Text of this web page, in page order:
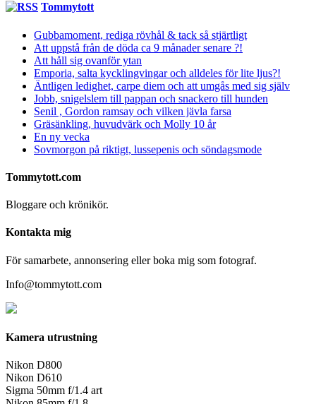
Tommytott
Gubbamoment, rediga rövhål & tack så stjärtligt
Att uppstå från de döda ca 9 månader senare ?!
Att håll sig ovanför ytan
Emporia, salta kycklingvingar och alldeles för lite ljus?!
Äntligen ledighet, carpe diem och att umgås med sig själv
Jobb, snigelslem till pappan och snackero till hunden
Senil , Gordon ramsay och vilken jävla farsa
Gräsänkling, huvudvärk och Molly 10 år
En ny vecka
Sovmorgon på riktigt, lussepenis och söndagsmode
Tommytott.com
Bloggare och krönikör.
Kontakta mig
För samarbete, annonsering eller boka mig som fotograf.
Info@tommytott.com
Kamera utrustning
Nikon D800
Nikon D610
Sigma 50mm f/1.4 art